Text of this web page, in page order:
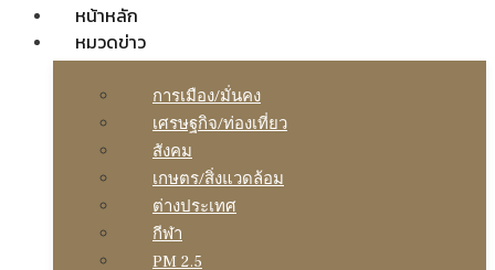
หน้าหลัก
หมวดข่าว
การเมือง/มั่นคง
เศรษฐกิจ/ท่องเที่ยว
สังคม
เกษตร/สิ่งแวดล้อม
ต่างประเทศ
กีฬา
PM 2.5